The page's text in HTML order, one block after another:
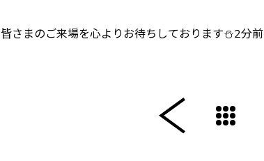
皆さまのご来場を心よりお待ちしております⛄️2分前